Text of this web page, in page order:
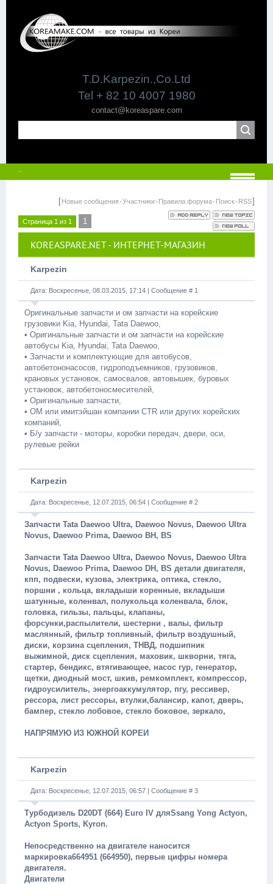
T.D.Karpezin.,Co.Ltd
Tel + 82 10 4007 1980
contact@koreaspare.com
МЕНЮ
[Новые сообщения·Участники·Правила форума·Поиск·RSS]
Страница 1 из 1 1
KOREASPARE.NET - ИНТЕРНЕТ-МАГАЗИН
Karpezin
Дата: Воскресенье, 08.03.2015, 17:14 | Сообщение # 1
Оригинальные запчасти и ом запчасти на корейские
грузовики Kia, Hyundai, Tata Daewoo,
• Оригинальные запчасти и ом запчасти на корейские
автобусы Kia, Hyundai, Tata Daewoo,
• Запчасти и комплектующие для автобусов,
автобетононасосов, гидроподъемников, грузовиков,
крановых установок, самосвалов, автовышек, буровых
установок, автобетоносмесителей,
• Оригинальные запчасти,
• OM или имитэйшан компании CTR или других корейских
компаний,
• Б/у запчасти - моторы, коробки передач, двери, оси,
рулевые рейки
Karpezin
Дата: Воскресенье, 12.07.2015, 06:54 | Сообщение # 2
Запчасти Tata Daewoo Ultra, Daewoo Novus, Daewoo Ultra
Novus, Daewoo Prima, Daewoo BH, BS
Запчасти Tata Daewoo Ultra, Daewoo Novus, Daewoo Ultra
Novus, Daewoo Prima, Daewoo DH, BS детали двигателя,
кпп, подвески, кузова, электрика, оптика, стекло,
поршни , кольца, вкладыши коренные, вкладыши
шатунные, коленвал, полукольца коленвала, блок,
головка, гильзы, пальцы, клапаны,
форсунки,распылители, шестерни , валы, фильтр
маслянный, фильтр топливный, фильтр воздушный,
диски, корзина сцепления, ТНВД, подшипник
выжимной, диск сцепления, маховик, шкворни, тяга,
стартер, бендикс, втягивающее, насос гур, генератор,
щетки, диодный мост, шкив, ремкомплект, компрессор,
гидроусилитель, энергоаккумулятор, пгу, рессивер,
рессора, лист рессоры, втулки,балансир, капот, дверь,
бампер, стекло лобовое, стекло боковое, зеркало,
НАПРЯМУЮ ИЗ ЮЖНОЙ КОРЕИ
Karpezin
Дата: Воскресенье, 12.07.2015, 06:57 | Сообщение # 3
Tурбодизель D20DT (664) Euro IV дляSsang Yong Actyon,
Actyon Sports, Kyron.
Непосредственно на двигателе наносится
маркировка664951 (664950), первые цифры номера
двигателя.
Двигатели